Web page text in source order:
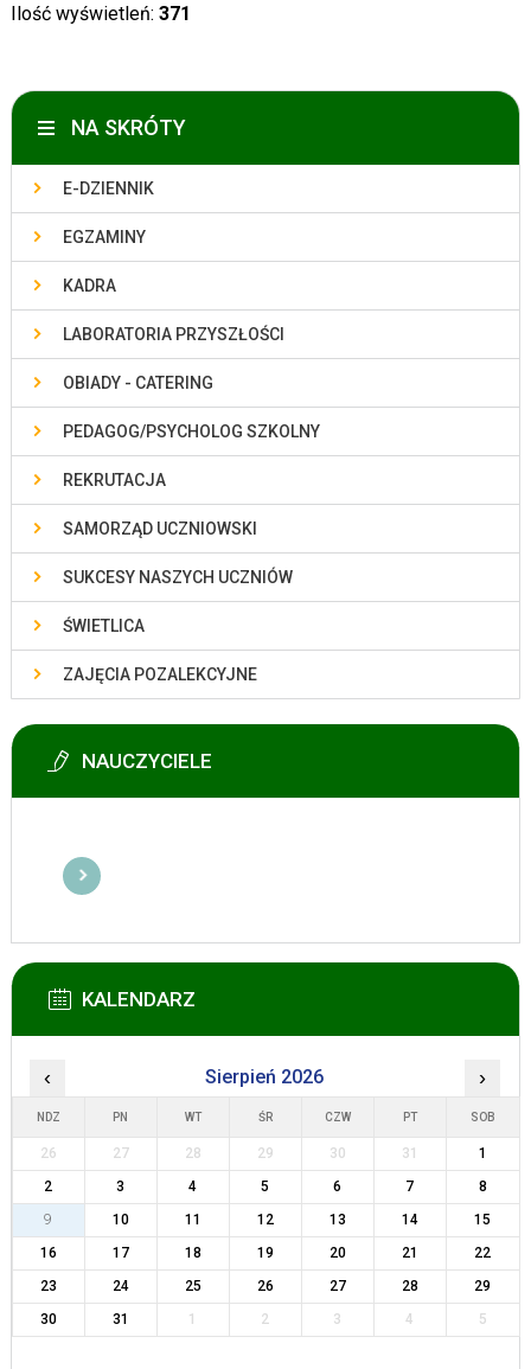
Ilość wyświetleń: 371
NA SKRÓTY
E-DZIENNIK
EGZAMINY
KADRA
LABORATORIA PRZYSZŁOŚCI
OBIADY - CATERING
PEDAGOG/PSYCHOLOG SZKOLNY
REKRUTACJA
SAMORZĄD UCZNIOWSKI
SUKCESY NASZYCH UCZNIÓW
ŚWIETLICA
ZAJĘCIA POZALEKCYJNE
NAUCZYCIELE
KALENDARZ
‹ Sierpień 2026 ›
NDZ PN WT ŚR CZW PT SOB
26 27 28 29 30 31
1
2
3 4 5 6 7
8
9
10 11 12 13 14
15
16
17 18 19 20 21
22
23
24 25 26 27 28
29
30
31 1 2 3 4 5